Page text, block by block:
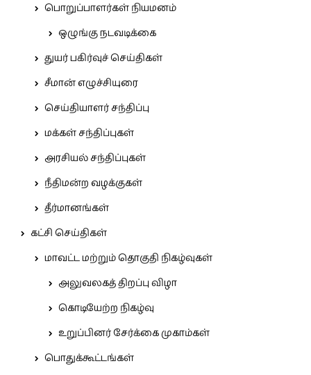
பொறுப்பாளர்கள் நியமனம்
ஒழுங்கு நடவடிக்கை
துயர் பகிர்வுச் செய்திகள்
சீமான் எழுச்சியுரை
செய்தியாளர் சந்திப்பு
மக்கள் சந்திப்புகள்
அரசியல் சந்திப்புகள்
நீதிமன்ற வழக்குகள்
தீர்மானங்கள்
கட்சி செய்திகள்
மாவட்ட மற்றும் தொகுதி நிகழ்வுகள்
அலுவலகத் திறப்பு விழா
கொடியேற்ற நிகழ்வு
உறுப்பினர் சேர்க்கை முகாம்கள்
பொதுக்கூட்டங்கள்